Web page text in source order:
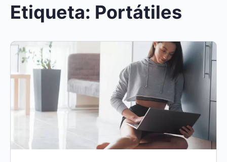
Etiqueta: Portátiles